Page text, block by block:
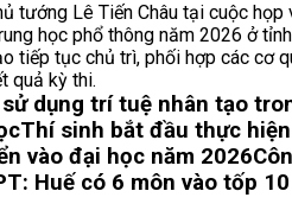
tướng Lê Tiến Châu tại cuộc họp
học phổ thông năm 2026 ở
tiếp tục chủ trì, phối hợp các cơ
quả kỳ thi.
dụng trí tuệ nhân tạo
Thí sinh bắt đầu thực
vào đại học năm 2026
Huế có 6 môn vào tốp